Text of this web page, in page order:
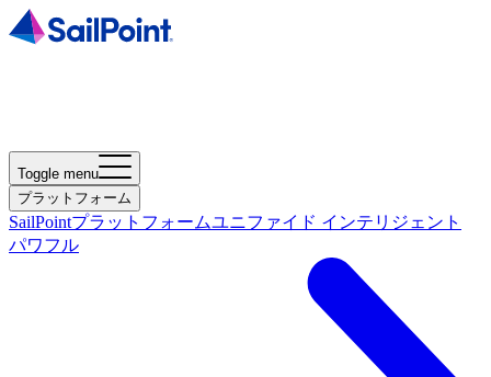
Toggle menu
プラットフォーム
SailPointプラットフォームユニファイド インテリジェント
パワフル